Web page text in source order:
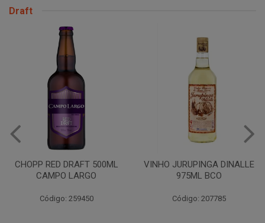
Draft
CHOPP RED DRAFT 500ML
CAMPO LARGO
Código: 259450
VINHO JURUPINGA DINALLE
975ML BCO
Código: 207785